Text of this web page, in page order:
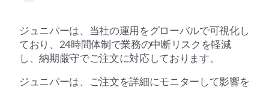
ジュニパーは、当社の運用をグローバルで可視化し
ており、24時間体制で業務の中断リスクを軽減
し、納期厳守でご注文に対応しております。
ジュニパーは、ご注文を詳細にモニターして影響を